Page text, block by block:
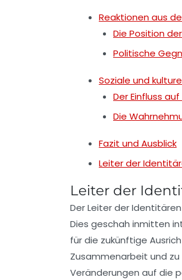
Reaktionen aus
Die Position
Politische
Soziale und
Der Einfluss
Die
Fazit und Ausblick
Leiter der
Leiter der
DerLeiter der
Dies geschah inmitten
für die zukünftige
Zusammenarbeit und
Veränderungen auf die